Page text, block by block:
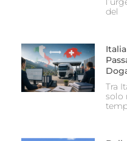
del
Tra
solo